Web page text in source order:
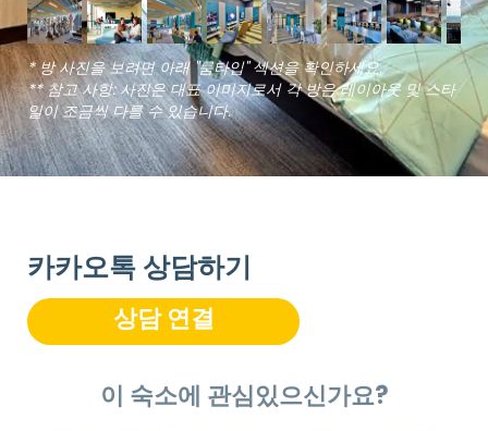
* 방 사진을 보려면 아래 "룸타입" 섹션을 확인하세요.
** 참고 사항: 사진은 대표 이미지로서 각 방은 레이아웃 및 스타
일이 조금씩 다를 수 있습니다.
카카오톡 상담하기
상담 연결
이 숙소에 관심있으신가요?